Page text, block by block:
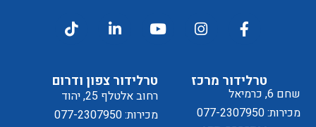
ל
טרלידור מרכז
שחם 6, כרמיאל
מכירות: 077-2307950
טרלידור צפון ודרום
רחוב אלטלף 25, יהוד
מכירות: 077-2307950